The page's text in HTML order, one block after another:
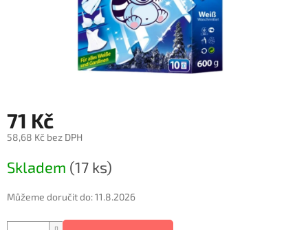
71 Kč
58,68 Kč bez DPH
cena:
Skladem (17 ks)
Můžeme doručit do:11.8.2026